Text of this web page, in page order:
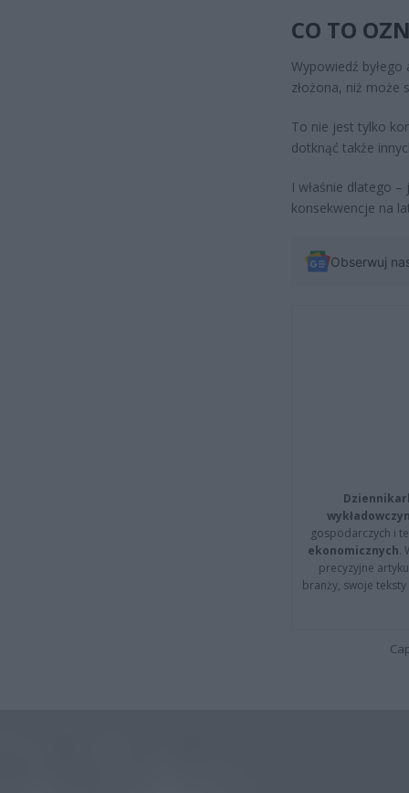
CO TO
Wypowiedź
złożona, niż może
To nie jest tylko
dotknąć także
I właśnie dlatego
konsekwencje na
Obserwuj
gospodarczych i
ekonomicznych.
precyzyjne
branży, swoje